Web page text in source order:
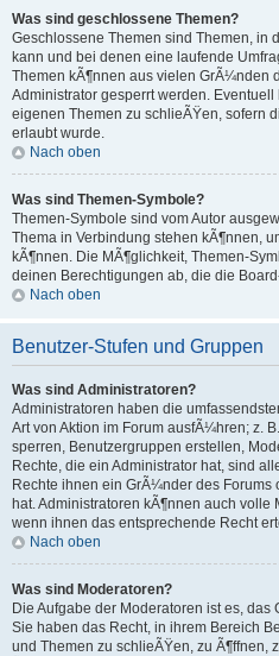
Was sind geschlossene Themen?
Geschlossene Themen sind Themen, in
kann und bei denen eine laufende
Themen kÃ¶nnen aus vielen GrÃ¼nden
Administrator gesperrt werden.
eigenen Themen zu schlieÃŸen, sofern
erlaubt wurde.
Nach oben
Was sind Themen-Symbole?
Themen-Symbole sind vom Autor
Thema in Verbindung stehen kÃ¶nnen,
kÃ¶nnen. Die MÃ¶glichkeit, Themen-
deinen Berechtigungen ab, die die
Nach oben
Benutzer-Stufen und Gruppen
Was sind Administratoren?
Administratoren haben die
Art von Aktion im Forum ausfÃ¼hren; z.
sperren, Benutzergruppen erstellen,
Rechte, die ein Administrator hat, sind
Rechte ihnen ein GrÃ¼nder des Forums
hat. Administratoren kÃ¶nnen auch
wenn ihnen das entsprechende Recht
Nach oben
Was sind Moderatoren?
Die Aufgabe der Moderatoren ist es,
Sie haben das Recht, in ihrem Bereich
und Themen zu schlieÃŸen, zu Ã¶ffnen,